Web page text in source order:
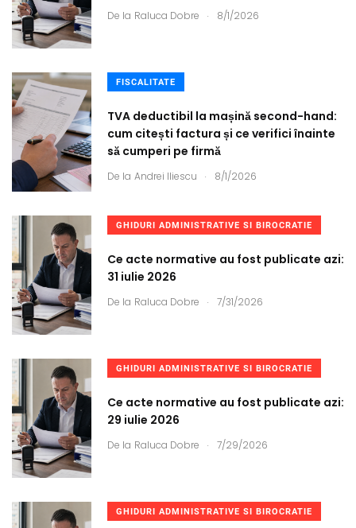
De la Raluca Dobre . 8/1/2026
FISCALITATE
TVA deductibil la mașină second-hand:
cum citești factura și ce verifici înainte
să cumperi pe firmă
De la Andrei Iliescu . 8/1/2026
GHIDURI ADMINISTRATIVE SI BIROCRATIE
Ce acte normative au fost publicate azi:
31 iulie 2026
De la Raluca Dobre . 7/31/2026
GHIDURI ADMINISTRATIVE SI BIROCRATIE
Ce acte normative au fost publicate azi:
29 iulie 2026
De la Raluca Dobre . 7/29/2026
GHIDURI ADMINISTRATIVE SI BIROCRATIE